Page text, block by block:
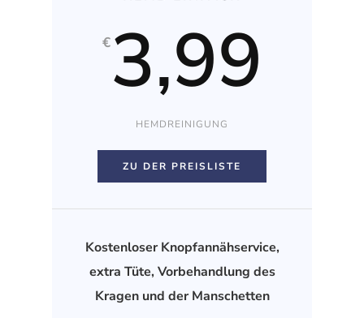
€3,99
HEMDREINIGUNG
ZU DER PREISLISTE
Kostenloser Knopfannähservice,
extra Tüte, Vorbehandlung des
Kragen und der Manschetten